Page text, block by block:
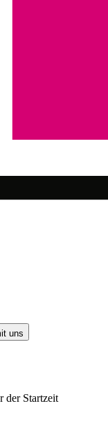
uns
der Startzeit